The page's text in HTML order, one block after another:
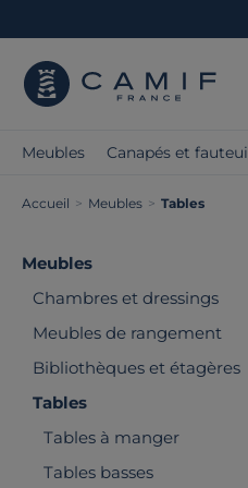
Meubles Canapés et
Accueil > Meubles > Tables
Meubles
Chambres et dressings
Meubles de rangement
Bibliothèques et étagères
Tables
Tables à manger
Tables basses